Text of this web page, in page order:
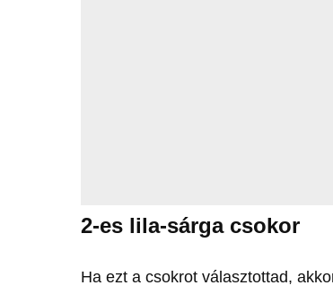
2-es lila-sárga csokor
Ha ezt a csokrot választottad,